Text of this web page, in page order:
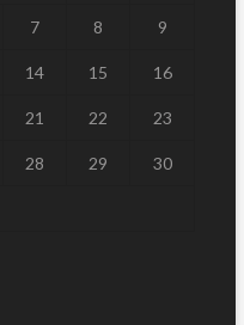
7 8 9
14 15 16
21 22 23
28 29 30